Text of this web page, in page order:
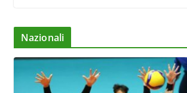
Nazionali